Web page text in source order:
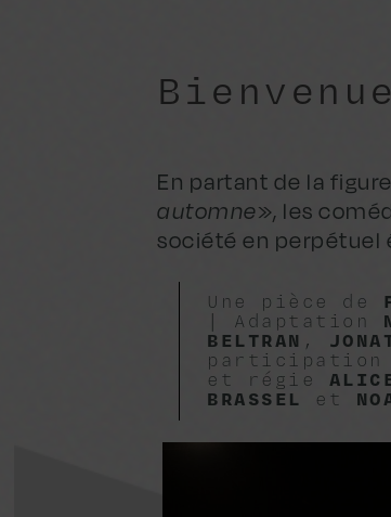
En partant de la
automne», les
société en perpétuel
Une pièce de
| Adaptation
BELTRAN ,
participation
et régie
BRASSEL et